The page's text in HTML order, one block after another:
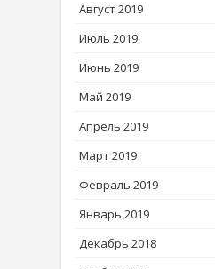
Август 2019
Июль 2019
Июнь 2019
Май 2019
Апрель 2019
Март 2019
Февраль 2019
Январь 2019
Декабрь 2018